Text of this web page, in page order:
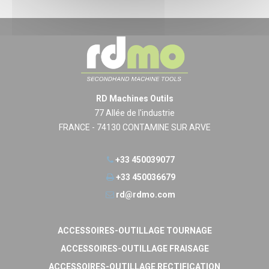
RD Machines Outils
77 Allée de l'industrie
FRANCE - 74130 CONTAMINE SUR ARVE
+33 450039077
+33 450036679
rd@rdmo.com
ACCESSOIRES-OUTILLAGE TOURNAGE
ACCESSOIRES-OUTILLAGE FRAISAGE
ACCESSOIRES-OUTILLAGE RECTIFICATION